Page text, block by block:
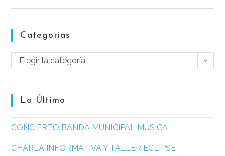
Categorías
Elegir la categoría
Lo Último
CONCIERTO BANDA MUNICIPAL MÚSICA
CHARLA INFORMATIVA Y TALLER ECLIPSE